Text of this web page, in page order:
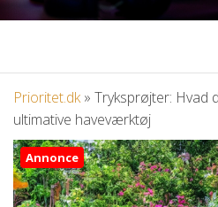
Prioritet.dk» Tryksprøjter: Hvad
ultimative haveværktøj
Annonce